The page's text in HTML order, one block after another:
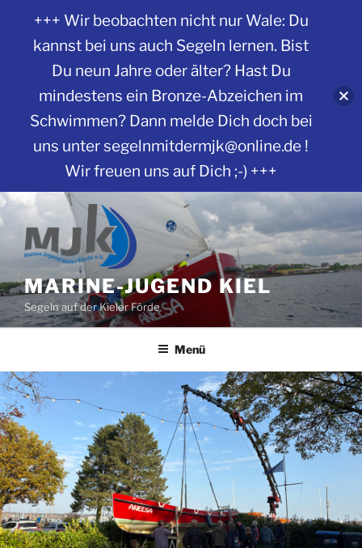
Zum
Inhalt
springen
MARINE-JUGEND KIEL
Segeln auf der Kieler Förde
Menü
+++ Wir beobachten nicht nur Wale: Du
kannst bei uns auch Segeln lernen. Bist
Du neun Jahre oder älter? Hast Du
mindestens ein Bronze-Abzeichen im
Schwimmen? Dann melde Dich doch bei
uns unter segelnmitdermjk@online.de !
Wir freuen uns auf Dich ;-) +++